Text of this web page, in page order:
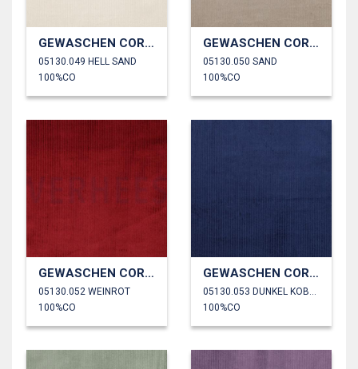
GEWASCHEN CORD 4.5W
05130.049 HELL SAND
100%CO
GEWASCHEN CORD 4.5W
05130.050 SAND
100%CO
GEWASCHEN CORD 4.5W
05130.052 WEINROT
100%CO
GEWASCHEN CORD 4.5W
100%CO